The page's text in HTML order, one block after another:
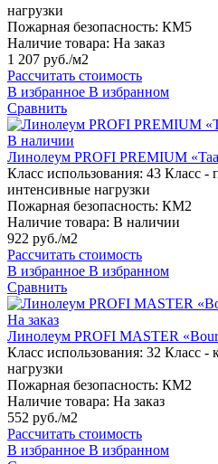
нагрузки
Пожарная безопасность: КМ5
Наличие товара: На заказ
1 207 руб./м2
Рассчитать стоимость
В избранное В избранном
Сравнить
В наличии
Линолеум PROFI PREMIUM
Класс использования: 43 Класс -
интенсивные нагрузки
Пожарная безопасность: КМ2
Наличие товара: В наличии
922 руб./м2
Рассчитать стоимость
В избранное В избранном
Сравнить
На заказ
Линолеум PROFI MASTER
Класс использования: 32 Класс -
нагрузки
Пожарная безопасность: КМ2
Наличие товара: На заказ
552 руб./м2
Рассчитать стоимость
В избранное В избранном